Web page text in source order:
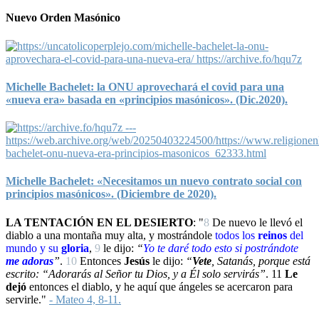
Nuevo Orden Masónico
Michelle Bachelet: la ONU aprovechará el covid para una
«nueva era» basada en «principios masónicos». (Dic.2020).
Michelle Bachelet: «Necesitamos un nuevo contrato social con
principios masónicos». (Diciembre de 2020).
LA TENTACIÓN EN EL DESIERTO: "8 De nuevo le llevó el
diablo a una montaña muy alta, y mostrándole todos los reinos del
mundo y su gloria, 9 le dijo: “Yo te daré todo esto si postrándote
me adoras”. 10 Entonces Jesús le dijo: “Vete , Satanás, porque está
escrito: “Adorarás al Señor tu Dios, y a Él solo servirás”. 11 Le
dejó entonces el diablo, y he aquí que ángeles se acercaron para
servirle." - Mateo 4, 8-11.